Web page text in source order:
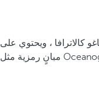
كالاترافا ، ويحتوي على